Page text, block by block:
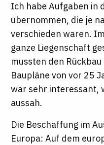
Ich habe Aufgaben in
übernommen, die je
verschieden waren.
ganze Liegenschaft
mussten den
Baupläne von vor 25
war sehr interessant,
aussah.
Die Beschaffung im
Europa: Auf dem